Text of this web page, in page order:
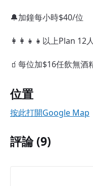
🔔加鐘每小時$40/位
👩‍👩‍👧‍👧以上Plan 12
🧃每位加$16任飲無酒
位置
按此打開Google Map
評論 (9)